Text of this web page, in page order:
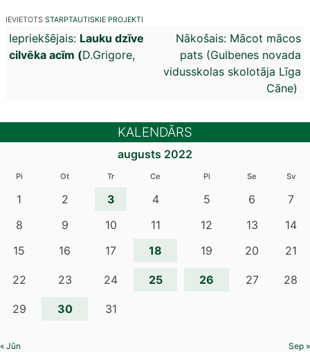
IEVIETOTS STARPTAUTISKIE PROJEKTI
Ziņu
izvēlne
Iepriekšējais: Lauku dzīve
cilvēka acīm (D.Grigore,
Nākošais: Mācot mācos
pats (Gulbenes novada
vidusskolas skolotāja Līga
Cāne)
KALENDĀRS
augusts 2022
Pi Ot Tr Ce Pi Se Sv
1 2 3 4 5 6
7
8
9 10 11 12 13
14
15
16 17 18 19 20 21
22 23 24 25 26 27 28
29 30 31
« Jūn Sep »